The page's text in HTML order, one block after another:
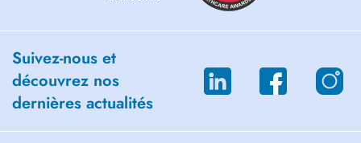
Suivez-nous et
découvrez nos
dernières actualités